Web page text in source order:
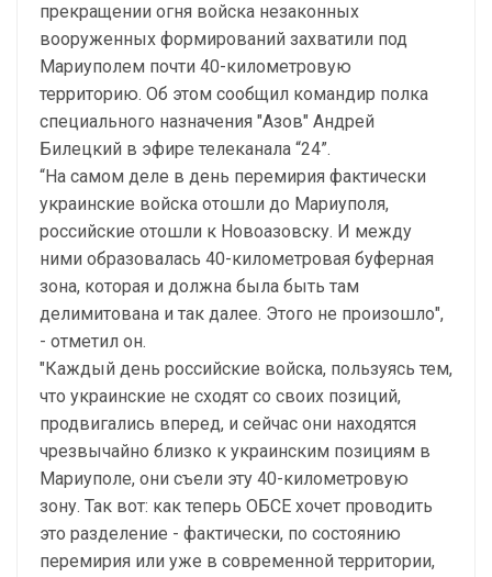
прекращении огня войска незаконных
вооруженных формирований захватили под
Мариуполем почти 40-километровую
территорию. Об этом сообщил командир полка
специального назначения "Азов" Андрей
Билецкий в эфире телеканала “24”.
“На самом деле в день перемирия фактически
украинские войска отошли до Мариуполя,
российские отошли к Новоазовску. И между
ними образовалась 40-километровая буферная
зона, которая и должна была быть там
делимитована и так далее. Этого не произошло",
- отметил он.
"Каждый день российские войска, пользуясь тем,
что украинские не сходят со своих позиций,
продвигались вперед, и сейчас они находятся
чрезвычайно близко к украинским позициям в
Мариуполе, они съели эту 40-километровую
зону. Так вот: как теперь ОБСЕ хочет проводить
это разделение - фактически, по состоянию
перемирия или уже в современной территории,